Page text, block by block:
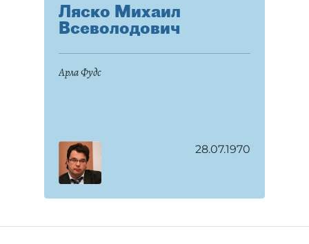
Ляско Михаил
Всеволодович
Арла Фудс
28.07.1970